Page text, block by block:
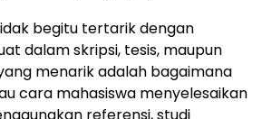
begitu tertarik dengan
dalam skripsi, tesis, maupun
menarik adalah bagaimana
cara mahasiswa menyelesaikan